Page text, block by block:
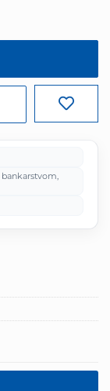
GT 1030